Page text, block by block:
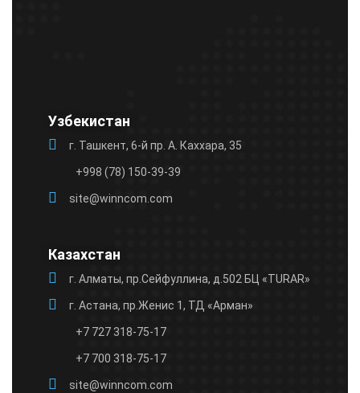
Узбекистан
г. Ташкент, 6-й пр. А. Каххара, 35
+998 (78) 150-39-39
site@winncom.com
Казахстан
г. Алматы, пр.Сейфуллина, д.502 БЦ «TURAR»
г. Астана, пр.Женис 1, ТД «Арман»
+7 727 318-75-17
+7 700 318-75-17
site@winncom.com